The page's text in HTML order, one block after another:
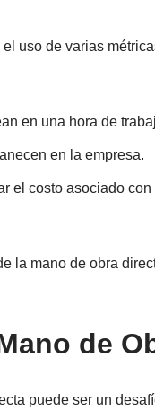
uso de varias
en una hora de
en la empresa.
el costo asociado
la mano de obra
de
puede ser un